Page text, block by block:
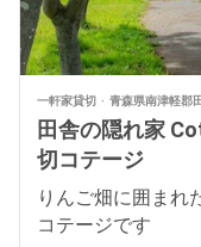
一軒家貸切 青森県南津軽郡
田舎の隠れ家
切コテージ
りんご畑に囲まれ
コテージです